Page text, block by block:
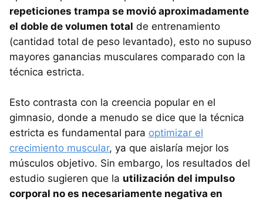
repeticiones trampa se movió aproximadamente
el doble de volumen total de entrenamiento
(cantidad total de peso levantado), esto no supuso
mayores ganancias musculares comparado con la
técnica estricta.
Esto contrasta con la creencia popular en el
gimnasio, donde a menudo se dice que la técnica
estricta es fundamental para optimizar el
crecimiento muscular, ya que aislaría mejor los
músculos objetivo. Sin embargo, los resultados del
estudio sugieren que la utilización del impulso
corporal no es necesariamente negativa en